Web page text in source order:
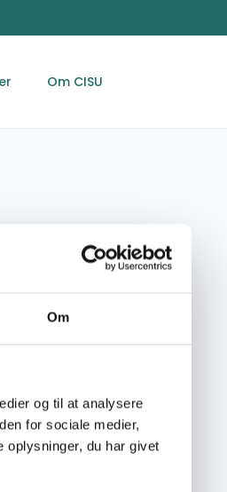
Om
og til at analysere
for sociale medier,
oplysninger, du har givet
Om CISU